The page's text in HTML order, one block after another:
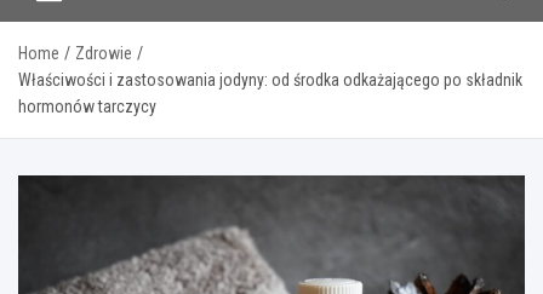
Home
Zdrowie
Właściwości i zastosowania jodyny: od środka odkażającego po składnik
hormonów tarczycy